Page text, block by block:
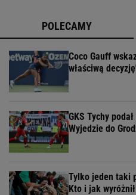
POLECAMY
Coco Gauff
właściwą
GKS Tychy
Wyjedzie do
Tylko jeden taki
Kto i jak